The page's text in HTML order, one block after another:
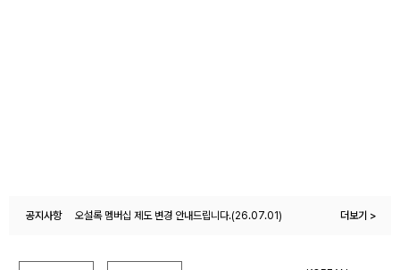
공지사항
오설록몰 이용약관 변경 안내(26.04.27)
더보기 >